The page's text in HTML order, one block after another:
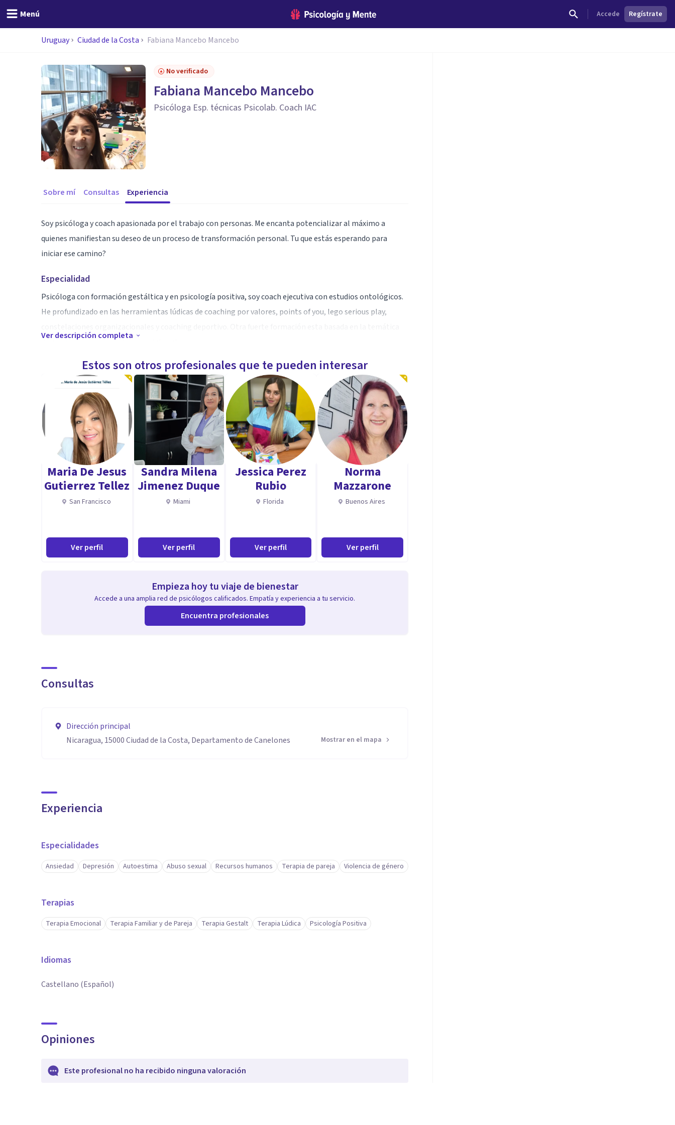
Menú Accede Regístrate
Uruguay Ciudad de la Costa Fabiana Mancebo Mancebo
No verificado
Fabiana Mancebo Mancebo
Psicóloga Esp. técnicas Psicolab. Coach IAC
Sobre mí Consultas Experiencia
Soy psicóloga y coach apasionada por el trabajo con personas. Me encanta potencializar al máximo a
quienes manifiestan su deseo de un proceso de transformación personal. Tu que estás esperando para
iniciar ese camino?
Especialidad
Psicóloga con formación gestáltica y en psicología positiva, soy coach ejecutiva con estudios ontológicos.
He profundizado en las herramientas lúdicas de coaching por valores, points of you, lego serious play,
de género y acoso moral - acoso laboral.
Soy una apasionada del aprendizaje por lo que no dejo núnca de sumar a mi formación nuevos aprendizajes y
metodologías.
Aptitudes
Curiosa, activa, empática y apasionada de mi profesión. Soy una eterna aprendiz!
Ver descripción completa
Estos son otros profesionales que te pueden interesar
Maria De Jesus
Gutierrez Tellez
San Francisco
Ver perfil
Sandra Milena
Jimenez Duque
Miami
Ver perfil
Jessica Perez
Rubio
Florida
Ver perfil
Norma
Mazzarone
Buenos Aires
Ver perfil
Empieza hoy tu viaje de bienestar
Accede a una amplia red de psicólogos calificados. Empatía y experiencia a tu servicio.
Encuentra profesionales
Consultas
Dirección principal
Nicaragua, 15000 Ciudad de la Costa, Departamento de Canelones
Mostrar en el mapa
Experiencia
Especialidades
Ansiedad Depresión Autoestima Abuso sexual Recursos humanos Terapia de pareja Violencia de género
Terapias
Terapia Emocional Terapia Familiar y de Pareja Terapia Gestalt Terapia Lúdica Psicología Positiva
Idiomas
Castellano (Español)
Opiniones
Este profesional no ha recibido ninguna valoración